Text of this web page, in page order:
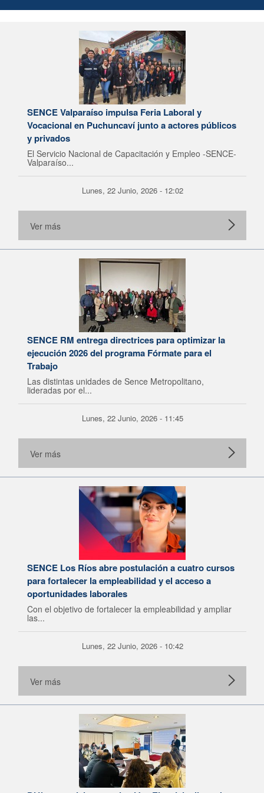
SENCE Valparaíso impulsa Feria Laboral y
Vocacional en Puchuncaví junto a actores públicos
y privados
El Servicio Nacional de Capacitación y Empleo -SENCE-
Valparaíso...
Lunes, 22 Junio, 2026 - 12:02
Ver más
SENCE RM entrega directrices para optimizar la
ejecución 2026 del programa Fórmate para el
Trabajo
Las distintas unidades de Sence Metropolitano,
lideradas por el...
Lunes, 22 Junio, 2026 - 11:45
Ver más
SENCE Los Ríos abre postulación a cuatro cursos
para fortalecer la empleabilidad y el acceso a
oportunidades laborales
Con el objetivo de fortalecer la empleabilidad y ampliar
las...
Lunes, 22 Junio, 2026 - 10:42
Ver más